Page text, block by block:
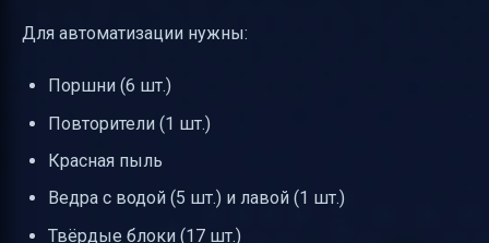
Для автоматизации нужны:
Поршни (6 шт.)
Повторители (1 шт.)
Красная пыль
Ведра с водой (5 шт.) и лавой (1 шт.)
Твёрдые блоки (17 шт.)